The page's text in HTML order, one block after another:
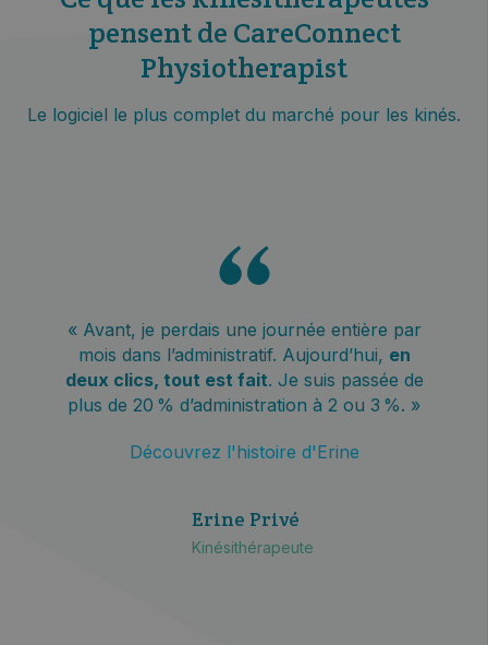
pensent de CareConnect
Physiotherapist
Le logiciel le plus complet du marché pour les kinés.
« Avant, je perdais une journée entière par
mois dans l’administratif. Aujourd’hui, en
deux clics, tout est fait. Je suis passée de
plus de 20 % d’administration à 2 ou 3 %. »
Découvrez l'histoire d'Erine
Erine Privé
Kinésithérapeute